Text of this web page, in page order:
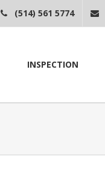
(514) 561 5774
INSPECTION